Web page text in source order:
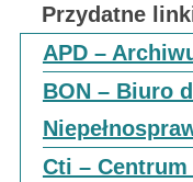
Przydatne
APD –
BON – Biuro
Cti –